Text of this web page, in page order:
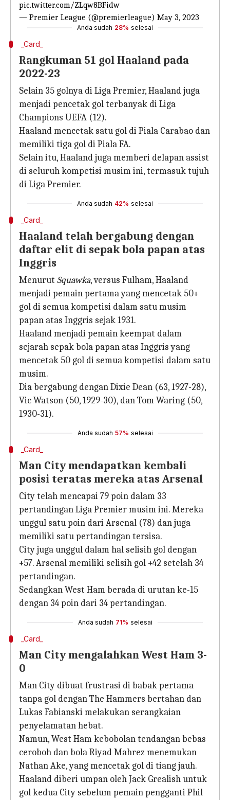
pic.twitter.com/ZLqw8BFidw
— Premier League (@premierleague) May 3, 2023
Anda sudah 28% selesai
_Card_
Rangkuman 51 gol Haaland pada
2022-23
Selain 35 golnya di Liga Premier, Haaland juga
menjadi pencetak gol terbanyak di Liga
Champions UEFA (12).
Haaland mencetak satu gol di Piala Carabao dan
memiliki tiga gol di Piala FA.
Selain itu, Haaland juga memberi delapan assist
di seluruh kompetisi musim ini, termasuk tujuh
di Liga Premier.
Anda sudah 42% selesai
_Card_
Haaland telah bergabung dengan
daftar elit di sepak bola papan atas
Inggris
Menurut Squawka, versus Fulham, Haaland
menjadi pemain pertama yang mencetak 50+
gol di semua kompetisi dalam satu musim
papan atas Inggris sejak 1931.
Haaland menjadi pemain keempat dalam
sejarah sepak bola papan atas Inggris yang
mencetak 50 gol di semua kompetisi dalam satu
musim.
Dia bergabung dengan Dixie Dean (63, 1927-28),
Vic Watson (50, 1929-30), dan Tom Waring (50,
1930-31).
Anda sudah 57% selesai
_Card_
Man City mendapatkan kembali
posisi teratas mereka atas Arsenal
City telah mencapai 79 poin dalam 33
pertandingan Liga Premier musim ini. Mereka
unggul satu poin dari Arsenal (78) dan juga
memiliki satu pertandingan tersisa.
City juga unggul dalam hal selisih gol dengan
+57. Arsenal memiliki selisih gol +42 setelah 34
pertandingan.
Sedangkan West Ham berada di urutan ke-15
dengan 34 poin dari 34 pertandingan.
Anda sudah 71% selesai
_Card_
Man City mengalahkan West Ham 3-
0
Man City dibuat frustrasi di babak pertama
tanpa gol dengan The Hammers bertahan dan
Lukas Fabianski melakukan serangkaian
penyelamatan hebat.
Namun, West Ham kebobolan tendangan bebas
ceroboh dan bola Riyad Mahrez menemukan
Nathan Ake, yang mencetak gol di tiang jauh.
Haaland diberi umpan oleh Jack Grealish untuk
gol kedua City sebelum pemain pengganti Phil